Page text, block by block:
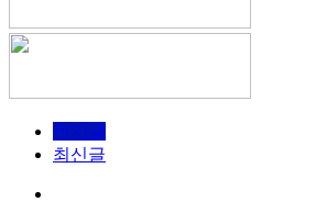
인기글
최신글